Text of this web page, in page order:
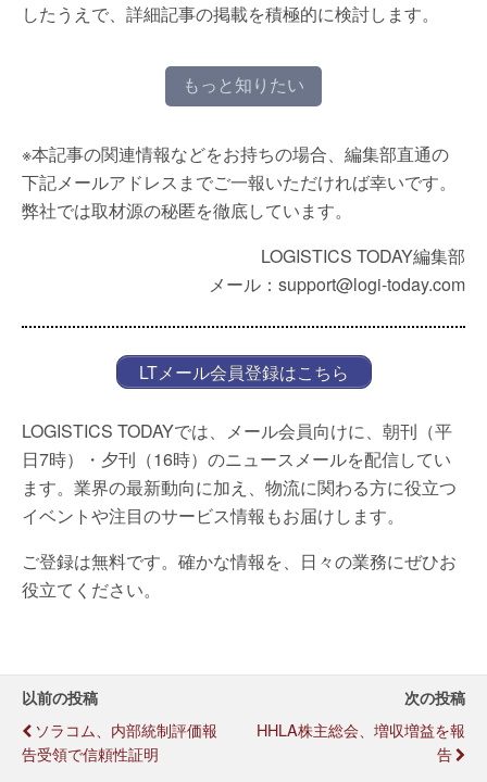
したうえで、詳細記事の掲載を積極的に検討します。
もっと知りたい
※本記事の関連情報などをお持ちの場合、編集部直通の
下記メールアドレスまでご一報いただければ幸いです。
弊社では取材源の秘匿を徹底しています。
LOGISTICS TODAY編集部
メール：support@logi-today.com
LTメール会員登録はこちら
LOGISTICS TODAYでは、メール会員向けに、朝刊（平
日7時）・夕刊（16時）のニュースメールを配信してい
ます。業界の最新動向に加え、物流に関わる方に役立つ
イベントや注目のサービス情報もお届けします。
ご登録は無料です。確かな情報を、日々の業務にぜひお
役立てください。
以前の投稿
ソラコム、内部統制評価報
告受領で信頼性証明
次の投稿
HHLA株主総会、増収増益を報
告